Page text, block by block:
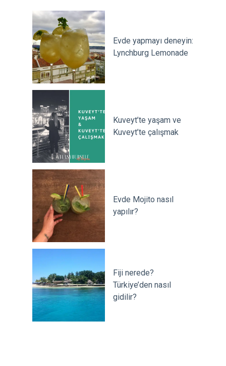
Evde yapmayı deneyin:
Lynchburg Lemonade
Kuveyt’te yaşam ve
Kuveyt’te çalışmak
Evde Mojito nasıl
yapılır?
Fiji nerede?
Türkiye’den nasıl
gidilir?